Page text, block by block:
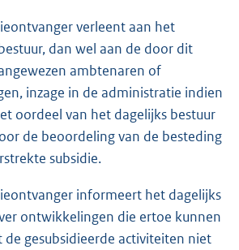
verleent aan het
dan wel aan de door dit
ambtenaren of
inzage in de administratie indien
oordeel van het dagelijks bestuur
de beoordeling van de besteding
subsidie.
informeert het dagelijks
ontwikkelingen die ertoe kunnen
de gesubsidieerde activiteiten niet